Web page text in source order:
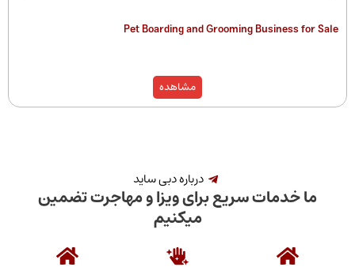
Pet Boarding and Grooming
درباره دبی ساید
سریع برای ویزا و مهاجرت تضمین